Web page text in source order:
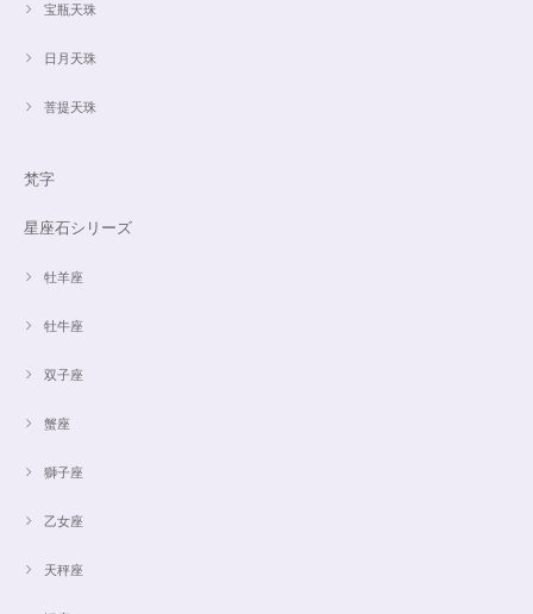
宝瓶天珠
日月天珠
菩提天珠
梵字
星座石シリーズ
牡羊座
牡牛座
双子座
蟹座
獅子座
乙女座
天秤座